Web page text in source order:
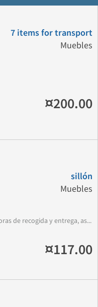
7 items for transport
Muebles
¤200.00
sillón
Muebles
de recogida y entrega, as...
¤117.00